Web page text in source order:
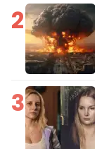
2
3